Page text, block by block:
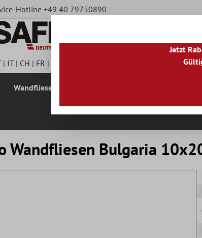
Hotline +49 40 79750890
| IT| CH | FR | |PL|
Wandfliesen
Wandfliesen Bulgaria
Jetzt